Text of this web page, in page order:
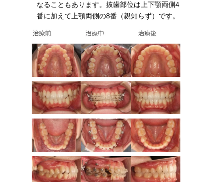
なることもあります。抜歯部位は上下顎両側4
番に加えて上顎両側の8番（親知らず）です。